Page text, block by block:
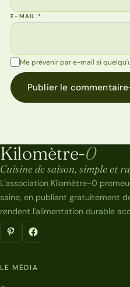
E-MAIL*
Me prévenir par e-mail si
Publier le commentaire
Kilomètre-0
Kilomètre-0
Cuisine de saison, simple et
L'association Kilomètre-0
saine, en publiant gratuitement
rendent l'alimentation durable
LE MÉDIA